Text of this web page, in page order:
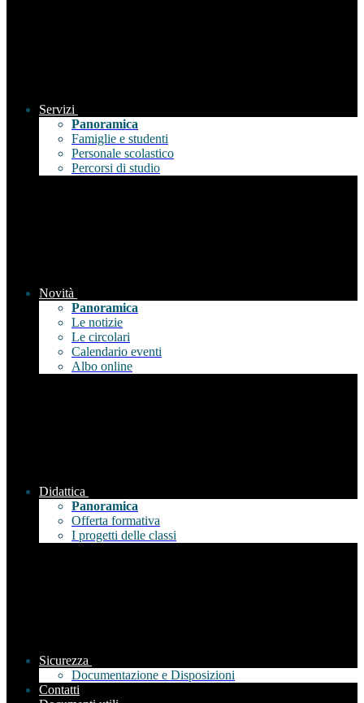
Servizi
Panoramica
Famiglie e studenti
Personale scolastico
Percorsi di studio
Novità
Panoramica
Le notizie
Le circolari
Calendario eventi
Albo online
Didattica
Panoramica
Offerta formativa
I progetti delle classi
Sicurezza
Documentazione e Disposizioni
Contatti